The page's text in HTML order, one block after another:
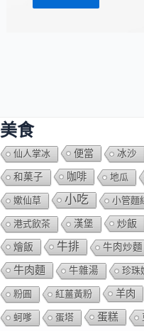
美食
仙人掌冰 便當 冰沙
和菓子 咖啡 地瓜
嫰仙草 小吃 小管麵
港式飲茶 漢堡 炒飯
燴飯 牛排 牛肉炒麵
牛肉麵 牛雜湯 珍珠
粉圓 紅薑黃粉 羊肉
蚵嗲 蛋塔 蛋糕